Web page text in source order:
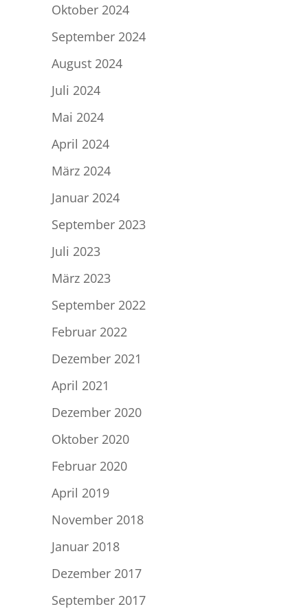
Oktober 2024
September 2024
August 2024
Juli 2024
Mai 2024
April 2024
März 2024
Januar 2024
September 2023
Juli 2023
März 2023
September 2022
Februar 2022
Dezember 2021
April 2021
Dezember 2020
Oktober 2020
Februar 2020
April 2019
November 2018
Januar 2018
Dezember 2017
September 2017